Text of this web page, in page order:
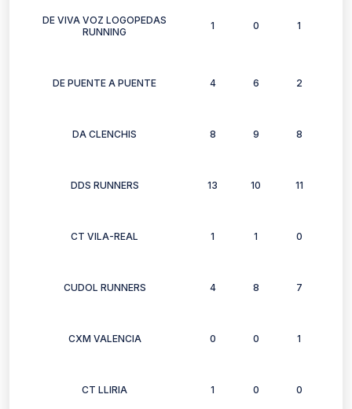
DE VIVA VOZ LOGOPEDAS
RUNNING
1 0 1
DE PUENTE A PUENTE 4 6 2
DA CLENCHIS 8 9 8
DDS RUNNERS 13 10 11
CT VILA-REAL 1 1 0
CUDOL RUNNERS 4 8 7
CXM VALENCIA 0 0 1
CT LLIRIA 1 0 0